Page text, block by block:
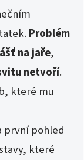
Problém
na jaře,
netvoří.
které mu
první pohled
které